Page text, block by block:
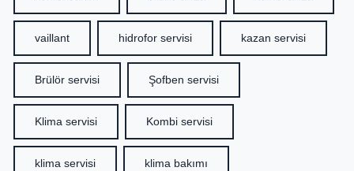
vaillant hidrofor servisi kazan servisi
Brülör servisi Şofben servisi
Klima servisi Kombi servisi
klima servisi klima bakımı